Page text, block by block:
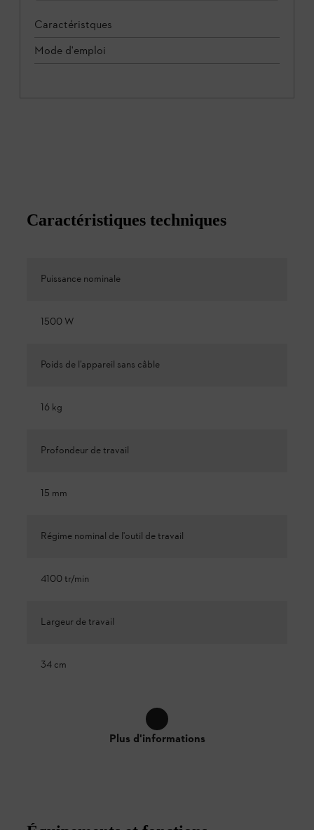
Caractéristques
Mode d'emploi
Caractéristiques techniques
Puissance nominale
1500 W
Poids de l’appareil sans câble
16 kg
Profondeur de travail
15 mm
Régime nominal de l'outil de travail
4100 tr/min
Largeur de travail
34 cm
Plus d'informations